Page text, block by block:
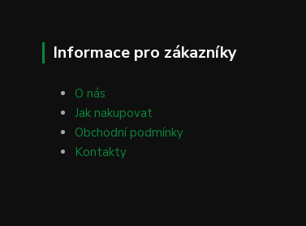
Informace pro zákazníky
O nás
Jak nakupovat
Obchodní podmínky
Kontakty